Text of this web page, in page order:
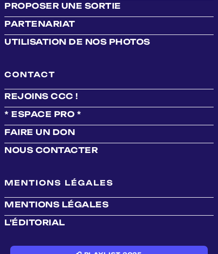
PROPOSER UNE SORTIE
PARTENARIAT
UTILISATION DE NOS PHOTOS
CONTACT
REJOINS CCC !
* ESPACE PRO *
FAIRE UN DON
NOUS CONTACTER
MENTIONS LÉGALES
MENTIONS LÉGALES
L'ÉDITORIAL